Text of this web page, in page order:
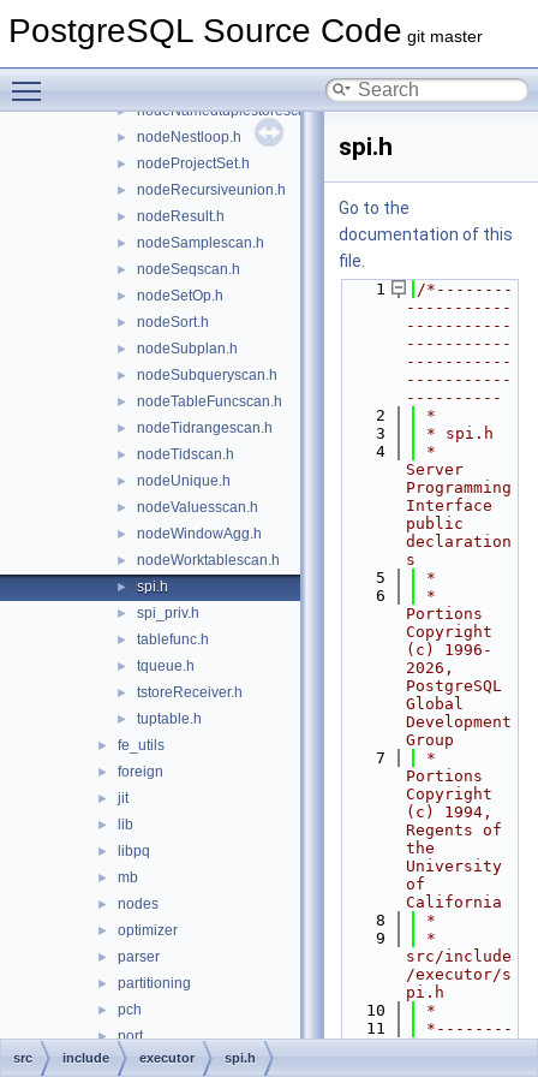
PostgreSQL Source Code git master
► nodeMergeAppend.h
► nodeNamedtuplestorescan.h
► nodeNestloop.h
► nodeProjectSet.h
► nodeRecursiveunion.h
► nodeResult.h
► nodeSamplescan.h
► nodeSeqscan.h
► nodeSetOp.h
► nodeSort.h
► nodeSubplan.h
► nodeSubqueryscan.h
► nodeTableFuncscan.h
► nodeTidrangescan.h
► nodeTidscan.h
► nodeUnique.h
► nodeValuesscan.h
► nodeWindowAgg.h
► nodeWorktablescan.h
► spi.h
► spi_priv.h
► tablefunc.h
► tqueue.h
► tstoreReceiver.h
► tuptable.h
► fe_utils
► foreign
► jit
► lib
► libpq
► mb
► nodes
► optimizer
► parser
► partitioning
► pch
► port
► portability
spi.h
Go to the
documentation of this
file.
    1
/*--------
-----------
-----------
-----------
-----------
-----------
----------
    2
*
    3
* spi.h
    4
*
Server
Programming
Interface
public
declaration
s
    5
*
    6
*
Portions
Copyright
(c) 1996-
2026,
PostgreSQL
Global
Development
Group
    7
*
Portions
Copyright
(c) 1994,
Regents of
the
University
of
California
    8
*
    9
*
src/include
/executor/s
pi.h
   10
*
   11
*--------
src include executor spi.h